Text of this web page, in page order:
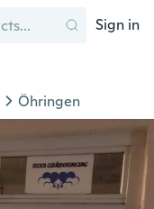
Sign in
Öhringen